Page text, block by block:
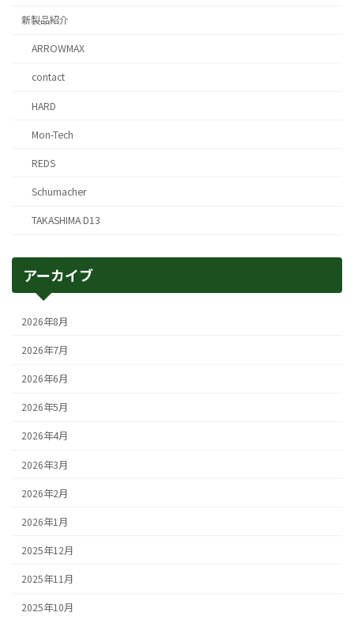
新製品紹介
ARROWMAX
contact
HARD
Mon-Tech
REDS
Schumacher
TAKASHIMA D13
アーカイブ
2026年8月
2026年7月
2026年6月
2026年5月
2026年4月
2026年3月
2026年2月
2026年1月
2025年12月
2025年11月
2025年10月